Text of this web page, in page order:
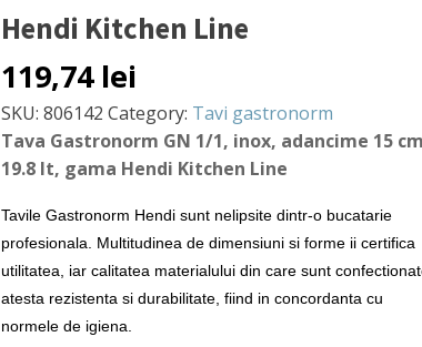
Hendi Kitchen Line
119,74 lei
SKU: 806142 Category: Tavi gastronorm
Tava Gastronorm GN 1/1, inox, adancime 15
19.8 lt, gama Hendi Kitchen Line
Tavile Gastronorm Hendi sunt nelipsite dintr-o bucatarie
profesionala. Multitudinea de dimensiuni si forme ii certifica
utilitatea, iar calitatea materialului din care sunt
atesta rezistenta si durabilitate, fiind in concordanta cu
normele de igiena.